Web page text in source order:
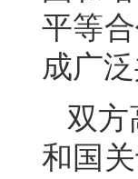
平等
成广泛
双方
和国